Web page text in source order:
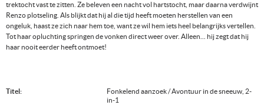
trektocht vast te zitten. Ze beleven een nacht vol hartstocht, maar daarna verdwijnt
Renzo plotseling. Als blijkt dat hij al die tijd heeft moeten herstellen van een
ongeluk, haast ze zich naar hem toe, want ze wil hem iets heel belangrijks vertellen.
Tot haar opluchting springen de vonken direct weer over. Alleen... hij zegt dat hij
haar nooit eerder heeft ontmoet!
Titel:
Fonkelend aanzoek / Avontuur in de sneeuw, 2-
in-1